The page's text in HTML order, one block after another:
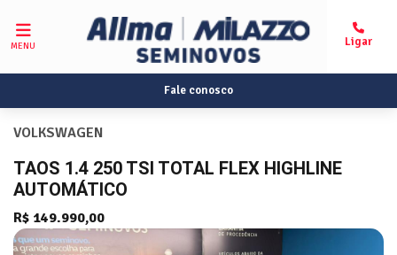
MENU
Fale conosco
VOLKSWAGEN
TAOS 1.4 250 TSI TOTAL FLEX HIGHLINE
AUTOMÁTICO
R$ 149.990,00